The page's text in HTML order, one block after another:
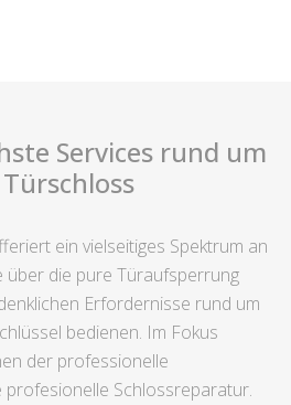
Services rund um
ein vielseitiges Spektrum an
über die pure Türaufsperrung
Erfordernisse rund um
bedienen. Im Fokus
der professionelle
Schlossreparatur.